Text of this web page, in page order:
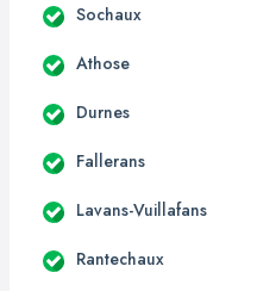
Sochaux
Athose
Durnes
Fallerans
Lavans-Vuillafans
Rantechaux